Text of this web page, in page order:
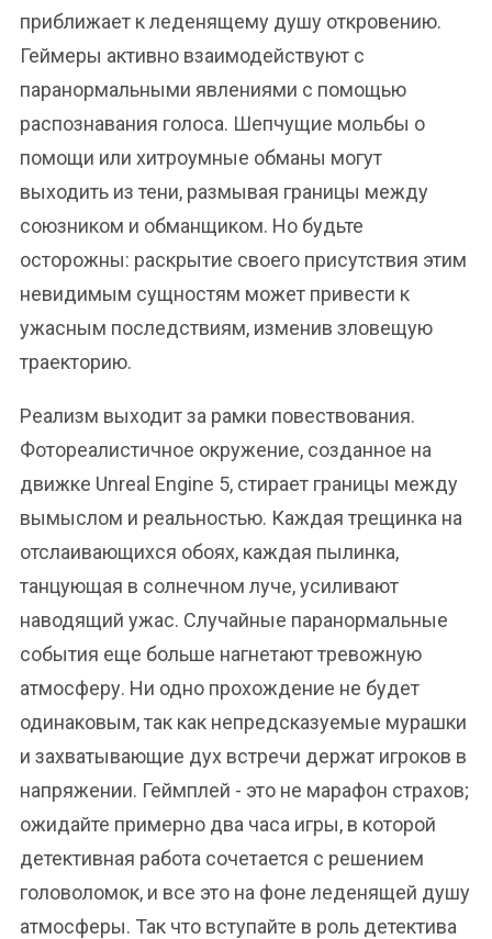
приближает к леденящему душу откровению.
Геймеры активно взаимодействуют с
паранормальными явлениями с помощью
распознавания голоса. Шепчущие мольбы о
помощи или хитроумные обманы могут
выходить из тени, размывая границы между
союзником и обманщиком. Но будьте
осторожны: раскрытие своего присутствия этим
невидимым сущностям может привести к
ужасным последствиям, изменив зловещую
траекторию.
Реализм выходит за рамки повествования.
Фотореалистичное окружение, созданное на
движке Unreal Engine 5, стирает границы между
вымыслом и реальностью. Каждая трещинка на
отслаивающихся обоях, каждая пылинка,
танцующая в солнечном луче, усиливают
наводящий ужас. Случайные паранормальные
события еще больше нагнетают тревожную
атмосферу. Ни одно прохождение не будет
одинаковым, так как непредсказуемые мурашки
и захватывающие дух встречи держат игроков в
напряжении. Геймплей - это не марафон страхов;
ожидайте примерно два часа игры, в которой
детективная работа сочетается с решением
головоломок, и все это на фоне леденящей душу
атмосферы. Так что вступайте в роль детектива